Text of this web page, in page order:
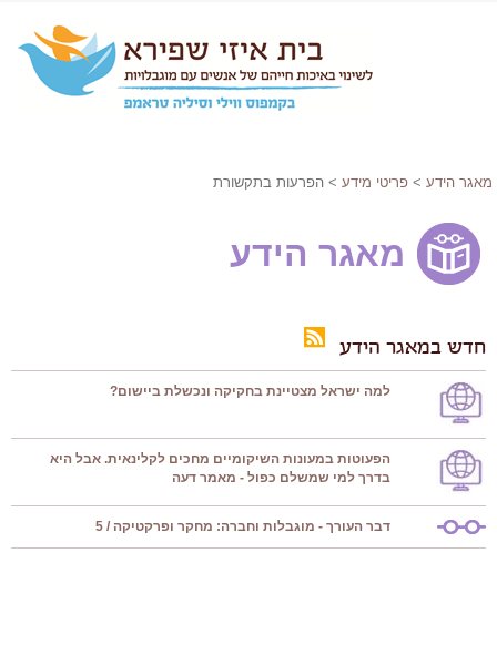
מאגר הידע > פריטי מידע > הפרעות בתקשורת
מאגר הידע
חדש במאגר הידע
למה ישראל מצטיינת בחקיקה ונכשלת ביישום?
הפעוטות במעונות השיקומיים מחכים לקלינאית. אבל היא
בדרך למי שמשלם כפול - מאמר דעה
דבר העורך - מוגבלות וחברה: מחקר ופרקטיקה / 5